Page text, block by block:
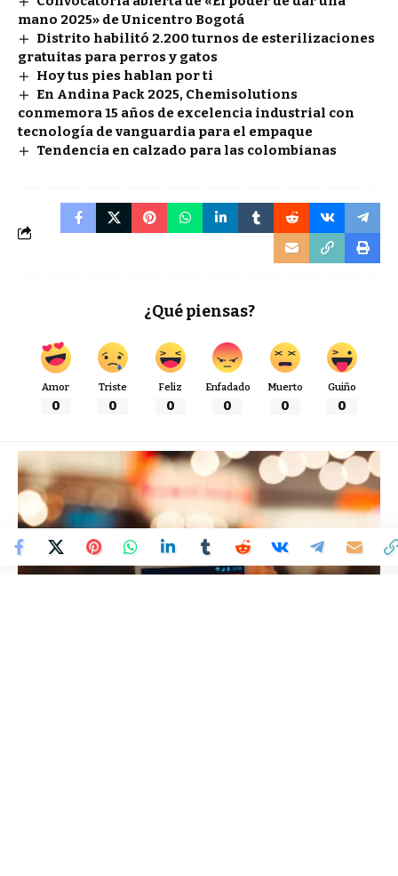
mano 2025» de Unicentro Bogotá
Distrito habilitó 2.200 turnos de esterilizaciones
gratuitas para perros y gatos
Hoy tus pies hablan por ti
En Andina Pack 2025, Chemisolutions
conmemora 15 años de excelencia industrial con
tecnología de vanguardia para el empaque
Tendencia en calzado para las colombianas
¿Qué piensas?
Amor
0
Triste
0
Feliz
0
Enfadado
0
Muerto
0
Guiño
0